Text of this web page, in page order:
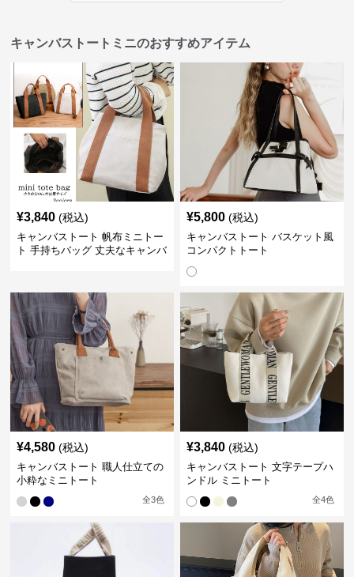
キャンバストートミニのおすすめアイテム
¥3,840 (税込)
キャンバストート 帆布ミニトー
ト 手持ちバッグ 丈夫なキャンバ
¥5,800 (税込)
キャンバストート バスケット風
コンパクトトート
¥4,580 (税込)
キャンバストート 職人仕立ての
小粋なミニトート
全3色
¥3,840 (税込)
キャンバストート 文字テープハ
ンドル ミニトート
全4色